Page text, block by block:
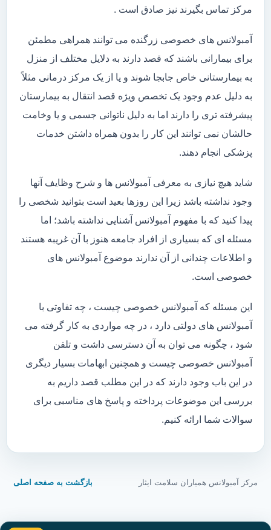
مرکز تماس بگیرند نیز صادق است .
آمبولانس های خصوصی زرگنده می توانند همراهی مطمئن
برای بیمارانی باشند که قصد دارند به دلایل مختلف از منزل
به بیمارستانی خاص جابجا شوند و یا از یک مرکز درمانی مثلاً
به دلیل عدم وجود یک تخصص ویژه قصد انتقال به بیمارستان
پیشرفته تری را دارند اما به دلیل ناتوانی جسمی و یا وخامت
حالشان نمی توانند این کار را بدون همراه داشتن خدمات
پزشکی انجام دهند.
شاید هیچ نیازی به معرفی آمبولانس ها و شرح وظایف آنها
وجود نداشته باشد زیرا این روزها بعید است بتوانید شخصی را
پیدا کنید که با مفهوم آمبولانس آشنایی نداشته باشد؛ اما
مسئله ای که بسیاری از افراد جامعه هنوز با آن غریبه هستند
و اطلاعات چندانی از آن ندارند موضوع آمبولانس های
خصوصی است.
این مسئله که آمبولانس خصوصی چیست ، چه تفاوتی با
آمبولانس های دولتی دارد ، در چه مواردی به کار گرفته می
شود ، چگونه می توان به آن دسترسی داشت و تلفن
آمبولانس خصوصی چیست و همچنین ابهامات بسیار دیگری
در این باب وجود دارند که در این مطلب قصد داریم به
بررسی این موضوعات پرداخته و پاسخ های مناسبی برای
سوالات شما ارائه کنیم.
مرکز آمبولانس همیاران سلامت ایثار بازگشت به صفحه اصلی